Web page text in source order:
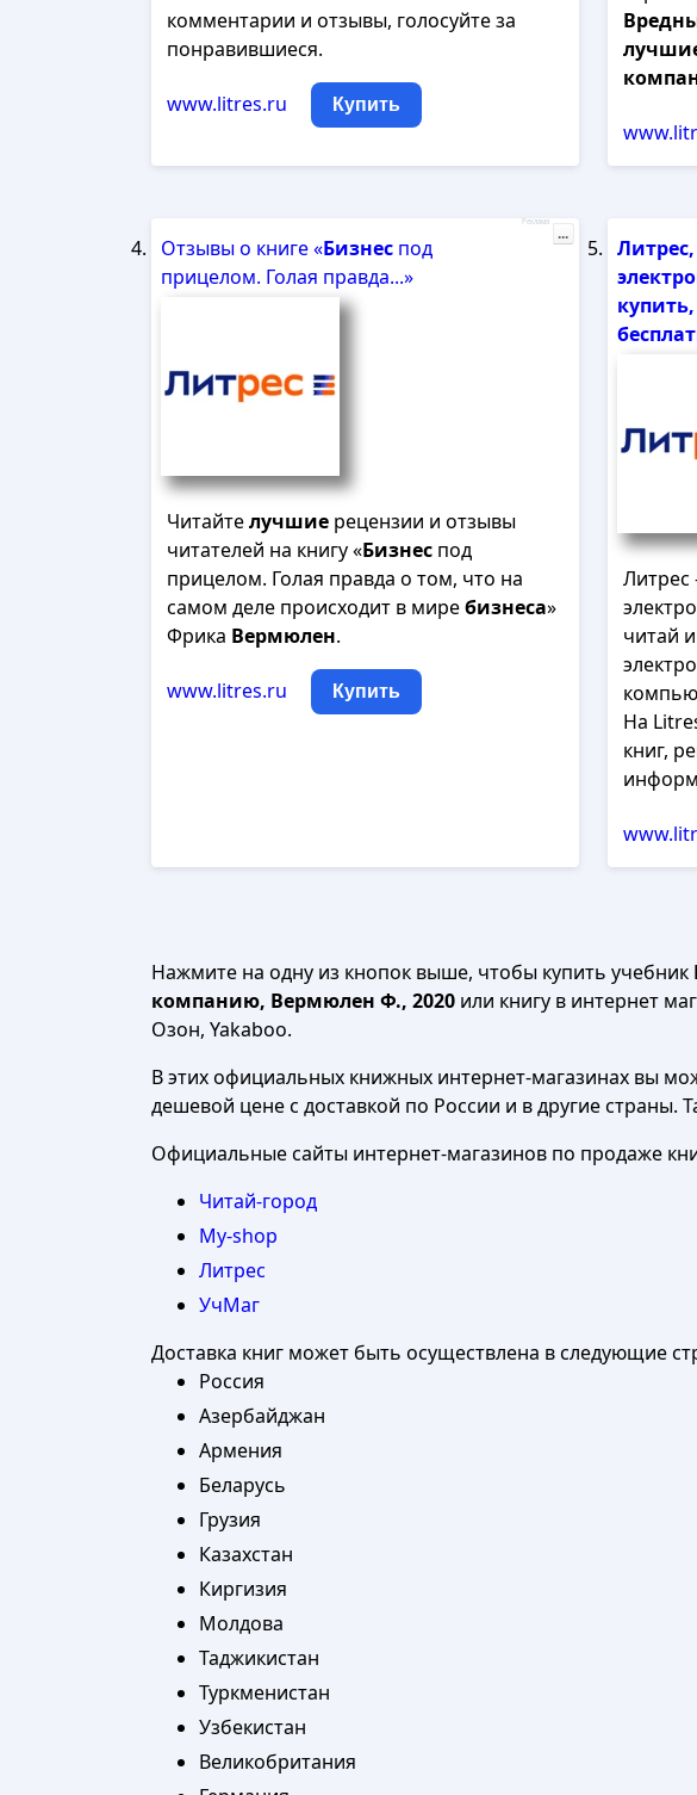
комментарии и отзывы, голосуйте за
понравившиеся.
www.litres.ru Купить
Отзывы о книге «Бизнес под
прицелом. Голая правда...»
Читайтелучшие рецензии и отзывы
читателей на книгу «Бизнес под
прицелом. Голая правда о том, что на
самом деле происходит в миребизнеса»
Фрика Вермюлен.
www.litres.ru Купить
Реклама
...
Литрес
читай
На
книг,
Нажмите на одну из кнопок выше, чтобы купить учебник
компанию, Вермюлен Ф., 2020 или книгу в интернет
Озон, Yakaboo.
В этих официальных книжных интернет-магазинах вы
дешевой цене с доставкой по России и в другие
Официальные сайты интернет-магазинов по продаже
Читай-город
My-shop
Литрес
УчМаг
Доставка книг может быть осуществлена в следующие
Россия
Азербайджан
Армения
Беларусь
Грузия
Казахстан
Киргизия
Молдова
Таджикистан
Туркменистан
Узбекистан
Великобритания